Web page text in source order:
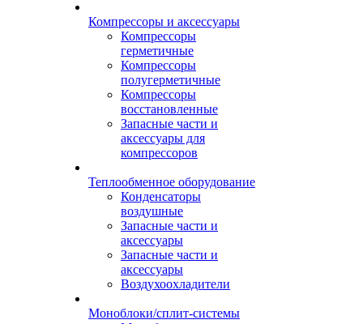
Компрессоры и аксессуары
Компрессоры
герметичные
Компрессоры
полугерметичные
Компрессоры
восстановленные
Запасные части и
аксессуары для
компрессоров
Теплообменное оборудование
Конденсаторы
воздушные
Запасные части и
аксессуары
Запасные части и
аксессуары
Воздухоохладители
Моноблоки/сплит-системы